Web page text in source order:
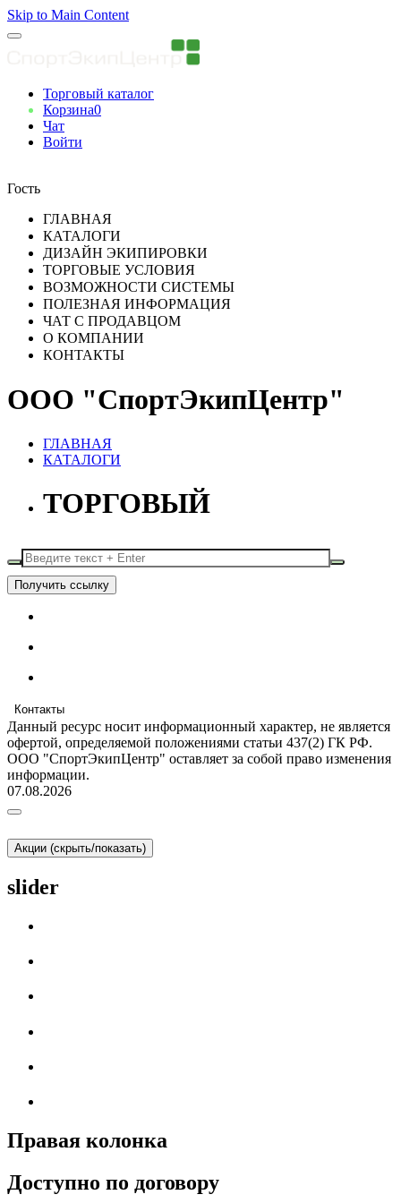
Skip to Main Content
Торговый каталог
Корзина0
Чат
Войти
Гость
ГЛАВНАЯ
КАТАЛОГИ
ДИЗАЙН ЭКИПИРОВКИ
ТОРГОВЫЕ УСЛОВИЯ
ВОЗМОЖНОСТИ СИСТЕМЫ
ПОЛЕЗНАЯ ИНФОРМАЦИЯ
ЧАТ С ПРОДАВЦОМ
О КОМПАНИИ
КОНТАКТЫ
ООО "СпортЭкипЦентр"
ГЛАВНАЯ
КАТАЛОГИ
ТОРГОВЫЙ
Получить ссылку
Контакты
Данный ресурс носит информационный характер, не является
офертой, определяемой положениями статьи 437(2) ГК РФ.
ООО "СпортЭкипЦентр" оставляет за собой право изменения
информации.
07.08.2026
Акции (скрыть/показать)
slider
Правая колонка
Доступно по договору